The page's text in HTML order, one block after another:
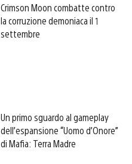
Crimson Moon combatte contro
la corruzione demoniaca il 1
settembre
Un primo sguardo al gameplay
dell’espansione “Uomo d’Onore”
di Mafia: Terra Madre